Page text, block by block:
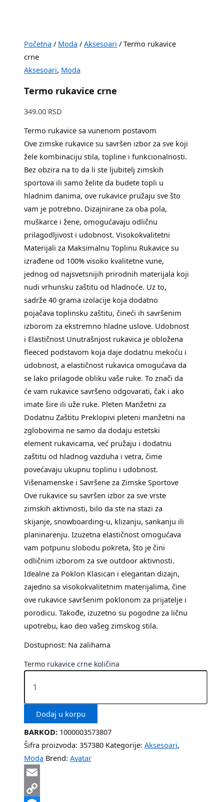
Početna / Moda /Aksesoari / Termo rukavice
crne
Aksesoari, Moda
Termo rukavice crne
349.00 RSD
Termo rukavice sa vunenom postavom
Ove zimske rukavice su savršen izbor za sve koji
žele kombinaciju stila, topline i funkcionalnosti.
Bez obzira na to da li ste ljubitelj zimskih
sportova ili samo želite da budete topli u
hladnim danima, ove rukavice pružaju sve što
vam je potrebno. Dizajnirane za oba pola,
muškarce i žene, omogućavaju odličnu
prilagodljivost i udobnost. Visokokvalitetni
Materijali za Maksimalnu Toplinu Rukavice su
izrađene od 100% visoko kvalitetne vune,
jednog od najsvetsnijih prirodnih materijala koji
nudi vrhunsku zaštitu od hladnoće. Uz to,
sadrže 40 grama izolacije koja dodatno
pojačava toplinsku zaštitu, čineći ih savršenim
izborom za ekstremno hladne uslove. Udobnost
i Elastičnost Unutrašnjost rukavica je obložena
fleeced podstavom koja daje dodatnu mekoću i
udobnost, a elastičnost rukavica omogućava da
se lako prilagode obliku vaše ruke. To znači da
će vam rukavice savršeno odgovarati, čak i ako
imate šire ili uže ruke. Pleten Manžetni za
Dodatnu Zaštitu Preklopivi pleteni manžetni na
zglobovima ne samo da dodaju estetski
element rukavicama, već pružaju i dodatnu
zaštitu od hladnog vazduha i vetra, čime
povećavaju ukupnu toplinu i udobnost.
Višenamenske i Savršene za Zimske Sportove
Ove rukavice su savršen izbor za sve vrste
zimskih aktivnosti, bilo da ste na stazi za
skijanje, snowboarding-u, klizanju, sankanju ili
planinarenju. Izuzetna elastičnost omogućava
vam potpunu slobodu pokreta, što je čini
odličnim izborom za sve outdoor aktivnosti.
Idealne za Poklon Klasican i elegantan dizajn,
zajedno sa visokokvalitetnim materijalima, čine
ove rukavice savršenim poklonom za prijatelje i
porodicu. Takođe, izuzetno su pogodne za ličnu
upotrebu, kao deo vašeg zimskog stila.
Dostupnost: Na zalihama
Termo rukavice crne količina
Dodaj u korpu
BARKOD: 1000003573807
Šifra proizvoda: 357380 Kategorije: Aksesoari,
Moda Brend: Avatar
Email